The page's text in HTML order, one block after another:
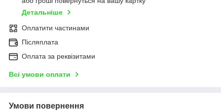
Детальніше
Оплатити частинами
Післяплата
Оплата за реквізитами
Всі умови оплати
Умови повернення